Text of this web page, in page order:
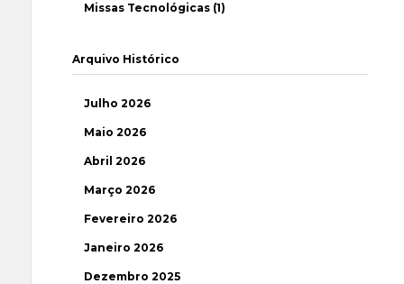
Missas Tecnológicas (1)
Arquivo Histórico
Julho 2026
Maio 2026
Abril 2026
Março 2026
Fevereiro 2026
Janeiro 2026
Dezembro 2025